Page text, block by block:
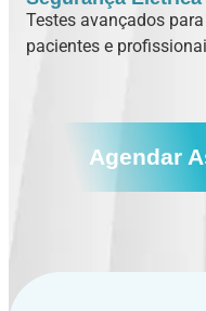
Testes avançados
pacientes e
Agendar